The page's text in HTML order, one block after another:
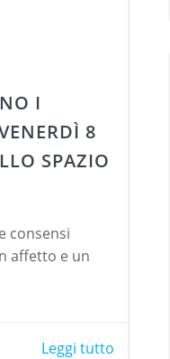
I
8
SPAZIO
consensi
affetto e un
Leggi tutto